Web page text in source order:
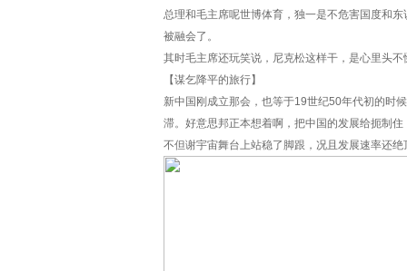
总理和毛主席呢世博体育，独一是不危害国度和
被融会了。
其时毛主席还玩笑说，尼克松这样干，是心里头
【谋乞降平的旅行】
新中国刚成立那会，也等于19世纪50年代初的时
滞。好意思邦正本想着啊，把中国的发展给扼制
不但谢宇宙舞台上站稳了脚跟，况且发展速率还